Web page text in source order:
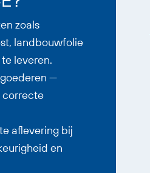
zoals
landbouwfolie
leveren.
—
correcte
aflevering bij
en